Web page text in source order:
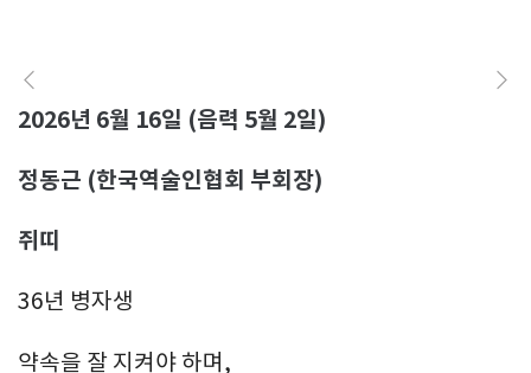
2026년 6월 16일 (음력 5월 2일)
정동근 (한국역술인협회 부회장)
쥐띠
36년 병자생
약속을 잘 지켜야 하며,